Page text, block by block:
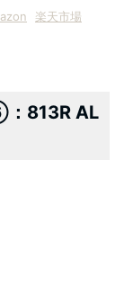
楽天市場
：813R AL